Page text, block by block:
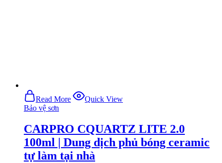
Read More
Quick View
Bảo vệ sơn
CARPRO CQUARTZ LITE 2.0
100ml | Dung dịch phủ bóng ceramic
tự làm tại nhà